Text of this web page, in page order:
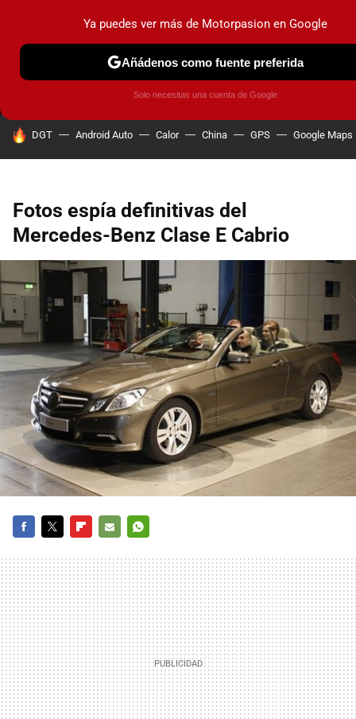
MENÚ NUEVO
COCHES ELÉCTRICOS OBSERVATORIO
HOY SE HABLA DE
DGT Android Auto Calor China GPS Google Maps
Fotos espía definitivas del
Mercedes-Benz Clase E Cabrio
MAIL
Ya puedes ver más de Motorpasion en Google
Añádenos como fuente preferida
Solo necesitas una cuenta de Google